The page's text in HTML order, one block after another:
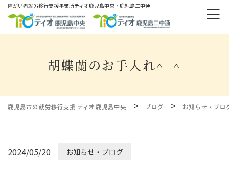
障がい者就労移⾏⽀援事業所ティオ⿅児島中央・鹿児島二中通
胡蝶蘭のお手入れ^_^
鹿児島市の就労移行支援 ティオ鹿児島中央 > ブログ > お知らせ・ブロ
2024/05/20 お知らせ・ブログ